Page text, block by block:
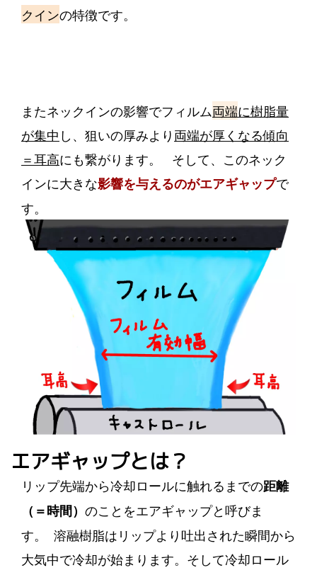
クインの特徴です。
またネックインの影響でフィルム両端に樹脂量
が集中 し、狙いの厚みより両端が厚くなる傾向
＝耳高にも繋がります。 そして、このネック
インに大きな影響を与えるのがエアギャップで
す。
エアギャップとは？
リップ先端から冷却ロールに触れるまでの距離
（＝時間） のことをエアギャップと呼びま
す。 溶融樹脂はリップより吐出された瞬間から
大気中で冷却が始まります。そして冷却ロール